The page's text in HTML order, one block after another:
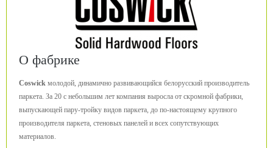
О фабрике
Coswick молодой, динамично развивающийся белорусский производитель
паркета. За 20 с небольшим лет компания выросла от скромной фабрики,
выпускающей пару-тройку видов паркета, до по-настоящему крупного
производителя паркета, стеновых панелей и всех сопутствующих
материалов.